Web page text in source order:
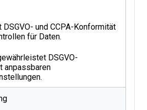
DSGVO- und CCPA-Konformität
für Daten.
DSGVO-
anpassbaren